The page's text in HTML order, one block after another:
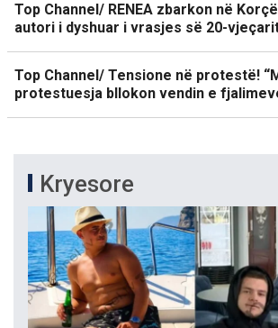
Top Channel/ RENEA zbarkon në
autori i dyshuar i vrasjes së 20-
Top Channel/ Tensione në protestë!
protestuesja bllokon vendin e
Kryesore